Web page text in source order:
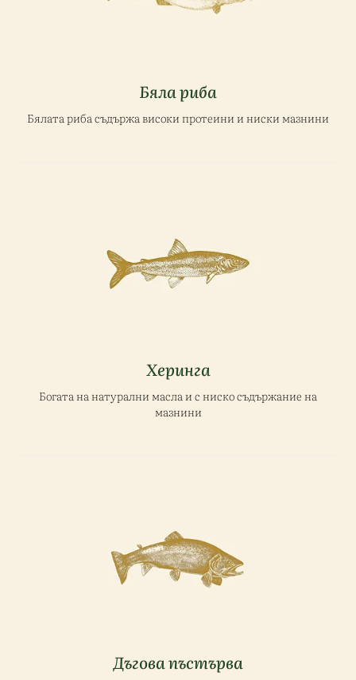
Бяла риба
Бялата риба съдържа високи протеини и ниски мазнини
Херинга
Богата на натурални масла и с ниско съдържание на
мазнини
Дъгова пъстърва